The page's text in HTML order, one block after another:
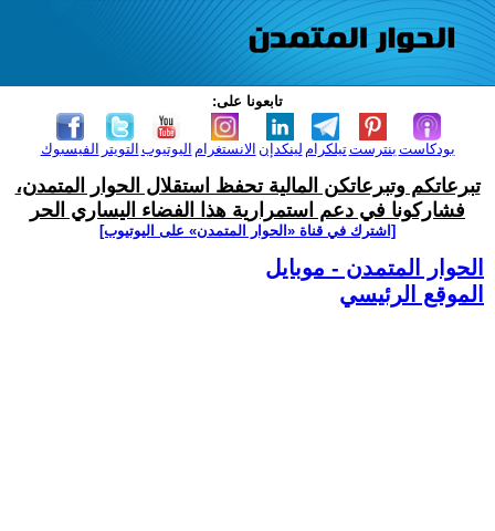
تابعونا على:
الفيسبوك التويتر اليوتيوب الانستغرام لينكدإن تيلكرامبنترست بودكاست
تبرعاتكم وتبرعاتكن المالية تحفظ استقلال الحوار المتمدن،
فشاركونا في دعم استمرارية هذا الفضاء اليساري الحر
[اشترك في قناة ‫«الحوار المتمدن» على اليوتيوب]
الحوار المتمدن - موبايل
الموقع الرئيسي